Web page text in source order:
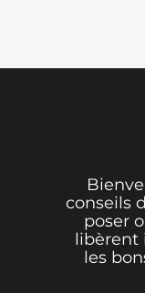
conseils
poser
libèrent
les